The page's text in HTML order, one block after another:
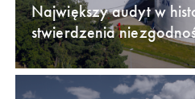
Największy audyt w
stwierdzenia